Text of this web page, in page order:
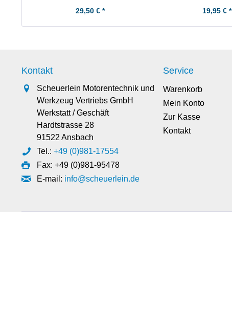
29,50 € * 19,95 € *
Kontakt
Scheuerlein Motorentechnik und
Werkzeug Vertriebs GmbH
Werkstatt / Geschäft
Hardtstrasse 28
91522 Ansbach
Tel.: +49 (0)981-17554
Fax: +49 (0)981-95478
E-mail: info@scheuerlein.de
Service
Warenkorb
Mein Konto
Zur Kasse
Kontakt